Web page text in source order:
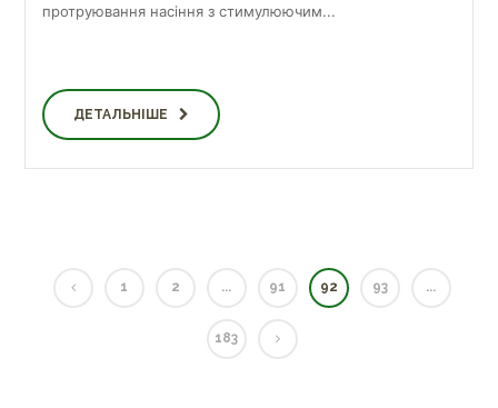
протруювання насіння з стимулюючим...
ДЕТАЛЬНІШЕ
1 2 ... 91 92 93 ...
183